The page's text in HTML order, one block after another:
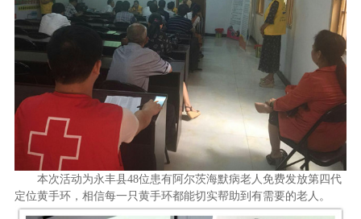
本次活动为永丰县48位患有阿尔茨海默病老人免费发放第四代
定位黄手环，相信每一只黄手环都能切实帮助到有需要的老人。